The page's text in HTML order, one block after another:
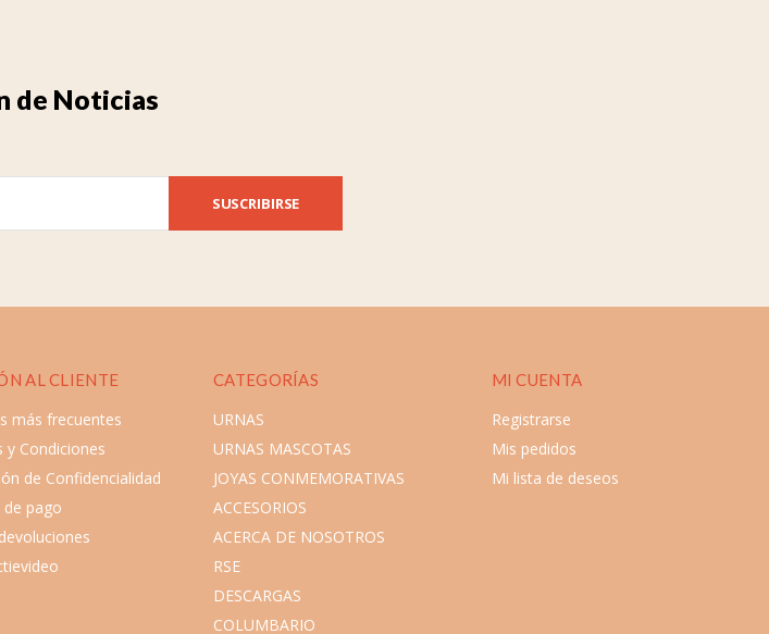
de Noticias
SUSCRIBIRSE
AL CLIENTE
más frecuentes
y Condiciones
de Confidencialidad
pago
CATEGORÍAS
URNAS
URNAS MASCOTAS
JOYAS CONMEMORATIVAS
ACCESORIOS
ACERCA DE NOSOTROS
RSE
DESCARGAS
COLUMBARIO
MI CUENTA
Registrarse
Mis pedidos
Mi lista de deseos